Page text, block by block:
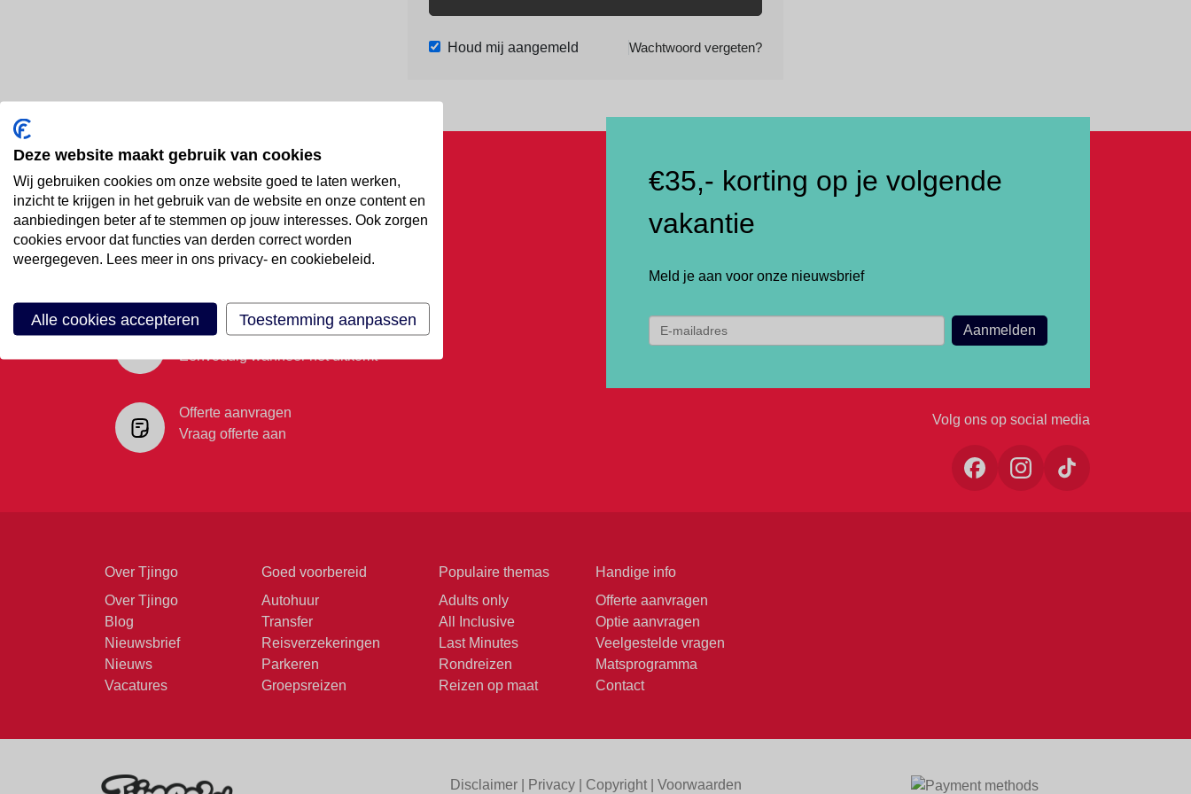
Houd mij aangemeld Wachtwoord vergeten?
Bel ons
088 66 55 999
Mail ons
Maak een afspraak
Eenvoudig wanneer het uitkomt
Offerte aanvragen
Vraag offerte aan
€35,- korting op je volgende
vakantie
Meld je aan voor onze nieuwsbrief
Volg ons op social media
Over Tjingo
Over Tjingo
Blog
Nieuwsbrief
Nieuws
Vacatures
Goed voorbereid
Autohuur
Transfer
Reisverzekeringen
Parkeren
Groepsreizen
Populaire themas
Adults only
All Inclusive
Last Minutes
Rondreizen
Reizen op maat
Handige info
Offerte aanvragen
Optie aanvragen
Veelgestelde vragen
Matsprogramma
Contact
Disclaimer| Privacy| Copyright| Voorwaarden
Deze website maakt gebruik van cookies
Wij gebruiken cookies om onze website goed te laten werken,
inzicht te krijgen in het gebruik van de website en onze content en
aanbiedingen beter af te stemmen op jouw interesses. Ook zorgen
cookies ervoor dat functies van derden correct worden
weergegeven. Lees meer in ons privacy- en cookiebeleid.
Alle cookies accepteren Toestemming aanpassen